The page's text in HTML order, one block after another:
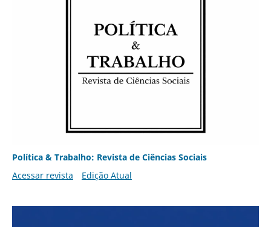
Política & Trabalho: Revista de Ciências Sociais
Acessar revista
Edição Atual